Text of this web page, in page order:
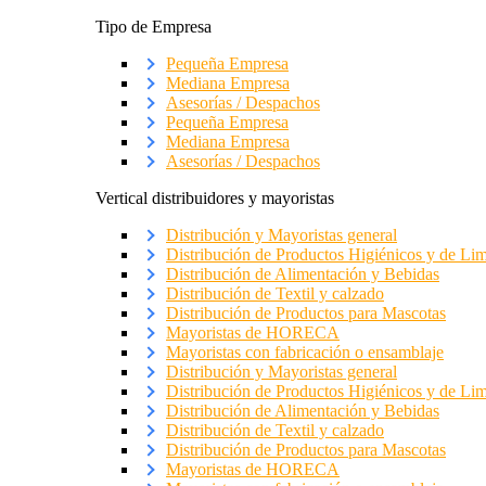
Tipo de Empresa
Pequeña Empresa
Mediana Empresa
Asesorías / Despachos
Pequeña Empresa
Mediana Empresa
Asesorías / Despachos
Vertical distribuidores y mayoristas
Distribución y Mayoristas general
Distribución de Productos Higiénicos y de
Distribución de Alimentación y Bebidas
Distribución de Textil y calzado
Distribución de Productos para Mascotas
Mayoristas de HORECA
Mayoristas con fabricación o ensamblaje
Distribución y Mayoristas general
Distribución de Productos Higiénicos y de
Distribución de Alimentación y Bebidas
Distribución de Textil y calzado
Distribución de Productos para Mascotas
Mayoristas de HORECA